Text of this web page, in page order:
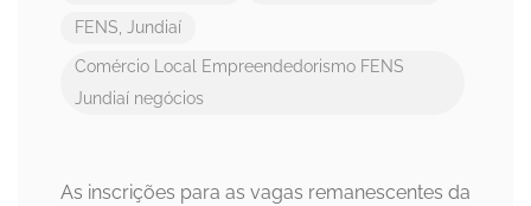
FENS, Jundiaí
Comércio Local Empreendedorismo FENS
Jundiaí negócios
As inscrições para as vagas remanescentes da